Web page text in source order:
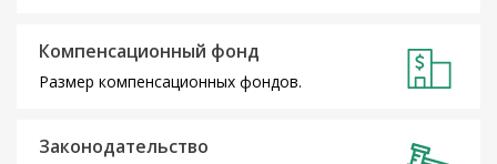
Компенсационный фонд
Размер компенсационных фондов.
Законодательство